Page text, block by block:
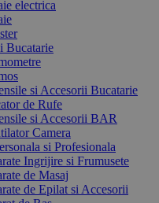
electrica
Bucatarie
si Accesorii Bucatarie
de Rufe
si Accesorii BAR
Camera
si Profesionala
Ingrijire si Frumusete
de Masaj
de Epilat si Accesorii